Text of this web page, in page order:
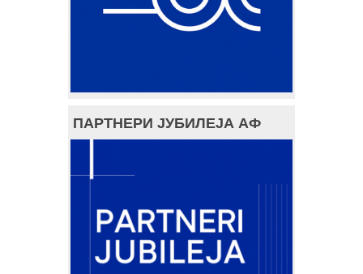
ПАРТНЕРИ ЈУБИЛЕЈА АФ